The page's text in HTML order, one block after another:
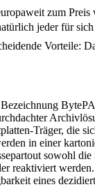
zum
jeder für
Vorteile:
Träger, die
in einer
sowohl
reaktiviert
eines